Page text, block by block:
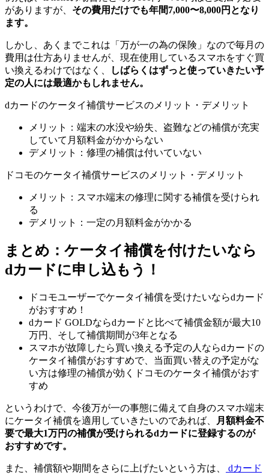
がありますが、 その費用だけでも年間7,000〜8,000円となり
ます。
しかし、あくまでこれは「万が一の為の保険」なので毎月の
費用は仕方ありませんが、現在使用しているスマホをすぐ買
い換えるわけではなく、
しばらくはずっと使っていきたい予
定の人には最適かもしれません。
dカードのケータイ補償サービスのメリット・デメリット
メリット：端末の水没や紛失、盗難などの補償が充実
していて月額料金がかからない
デメリット：修理の補償は付いていない
ドコモのケータイ補償サービスのメリット・デメリット
メリット：スマホ端末の修理に関する補償を受けられ
る
デメリット：一定の月額料金がかかる
まとめ：ケータイ補償を付けたいなら
dカードに申し込もう！
ドコモユーザーでケータイ補償を受けたいならdカード
がおすすめ！
dカード GOLDならdカードと比べて補償金額が最大10
万円、そして補償期間が3年となる
スマホが故障したら買い換える予定の人ならdカードの
ケータイ補償がおすすめで、当面買い替えの予定がな
い方は修理の補償が効くドコモのケータイ補償がおす
すめ
というわけで、今後万が一の事態に備えて自身のスマホ端末
にケータイ補償を適用していきたいのであれば、
月額料金不
要で最大1万円の補償が受けられるdカードに登録するのが
おすすめです。
また、補償額や期間をさらに上げたいという方は、
dカード